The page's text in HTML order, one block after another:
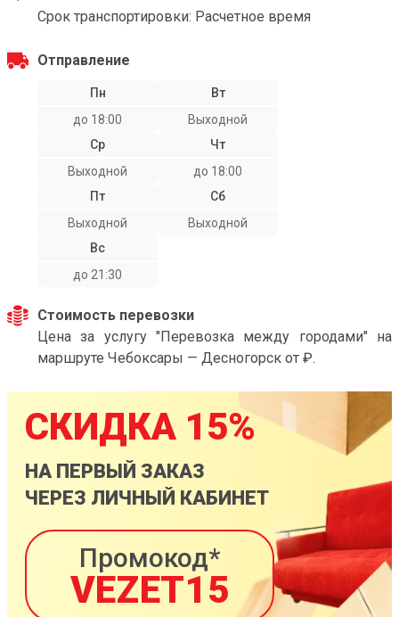
Срок транспортировки: Расчетное время
Отправление
Пн
до 18:00
Вт
Выходной
Ср
Выходной
Чт
до 18:00
Пт
Выходной
Сб
Выходной
Вс
до 21:30
Стоимость перевозки
Цена за услугу "Перевозка между городами" на
маршруте Чебоксары — Десногорск от ₽.
СКИДКА 15%
НА ПЕРВЫЙ ЗАКАЗ
ЧЕРЕЗ ЛИЧНЫЙ КАБИНЕТ
Промокод*
VEZET15